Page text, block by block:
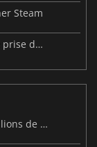
Steam
Des cartes de logiciels malveillants et une prise de contrôle de Discord ont touché Meccha Chameleon
Resident Evil: Veronica dépasse déjà 2 millions de wishlists